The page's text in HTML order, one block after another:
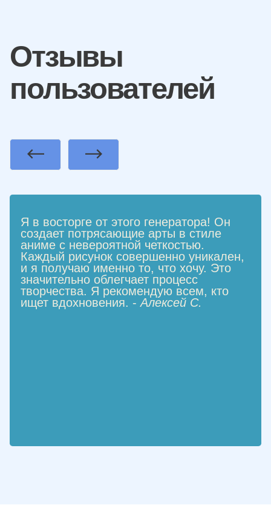
Отзывы
пользователей
Я в восторге от этого генератора! Он
создает потрясающие арты в стиле
аниме с невероятной четкостью.
Каждый рисунок совершенно уникален,
и я получаю именно то, что хочу. Это
значительно облегчает процесс
творчества. Я рекомендую всем, кто
ищет вдохновения. - Алексей С.
PreviousNext